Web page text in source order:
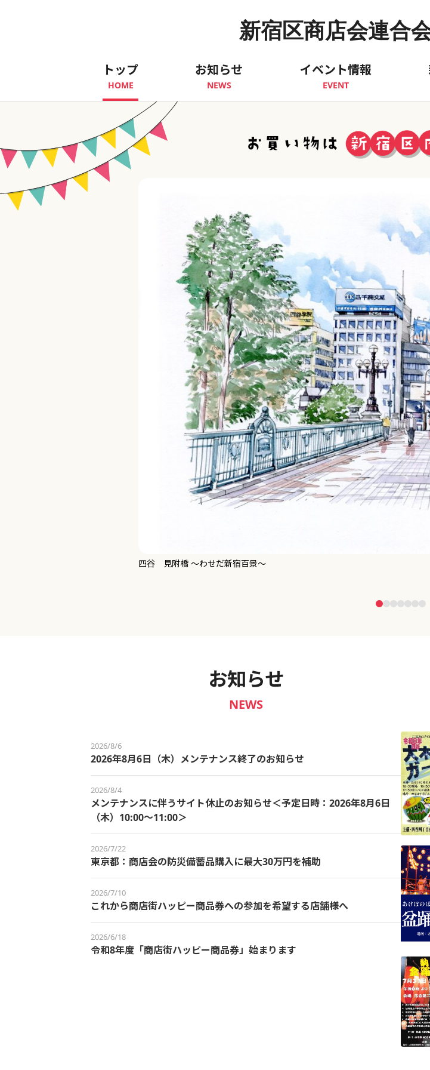
新宿区商店会連合
トップ
HOME
お知らせ
NEWS
イベント情報
EVENT
お知らせ
NEWS
2026/8/6
2026年8月6日（木）メンテナンス終了のお知らせ
2026/8/4
メンテナンスに伴うサイト休止のお知らせ＜予定日時：2026年8月6日
（木）10:00～11:00＞
2026/7/22
東京都：商店会の防災備蓄品購入に最大30万円を補助
2026/7/10
これから商店街ハッピー商品券への参加を希望する店舗様へ
2026/6/18
令和8年度「商店街ハッピー商品券」始まります